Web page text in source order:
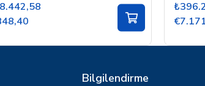
Bilgilendirme